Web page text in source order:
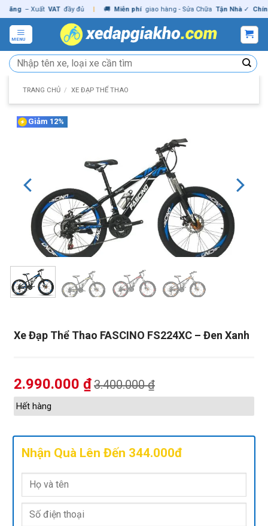
Skip
to
content
– Xuất VAT đầy đủ | 🚚 Miễn phí giao hàng - Sửa Chữa Tận Nhà ✓ Chính
MENU
Tìm
kiếm:
TRANG CHỦ / XE ĐẠP THỂ THAO
Xe Đạp Thể Thao FASCINO FS224XC – Đen Xanh
Giảm 12%
2.990.000 ₫3.400.000₫
Hết hàng
Nhận Quà Lên Đến 344.000đ